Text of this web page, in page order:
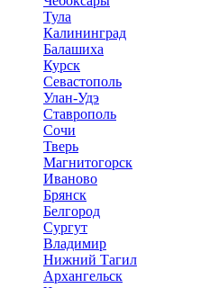
Тула
Калининград
Балашиха
Курск
Севастополь
Улан-Удэ
Ставрополь
Сочи
Тверь
Магнитогорск
Иваново
Брянск
Белгород
Сургут
Владимир
Нижний Тагил
Архангельск